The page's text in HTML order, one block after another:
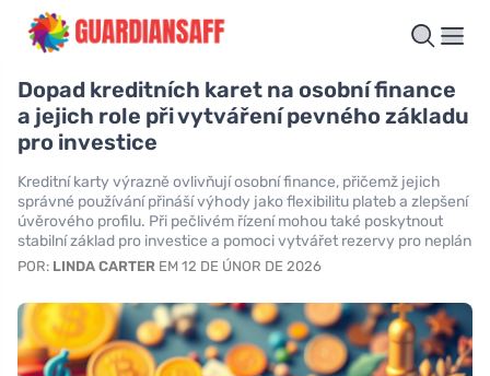
Dopad kreditních karet na osobní finance
a jejich role při vytváření pevného základu
pro investice
Kreditní karty výrazně ovlivňují osobní finance, přičemž jejich
správné používání přináší výhody jako flexibilitu plateb a zlepšení
úvěrového profilu. Při pečlivém řízení mohou také poskytnout
stabilní základ pro investice a pomoci vytvářet rezervy pro neplán
POR: LINDA CARTER EM 12 DE ÚNOR DE 2026